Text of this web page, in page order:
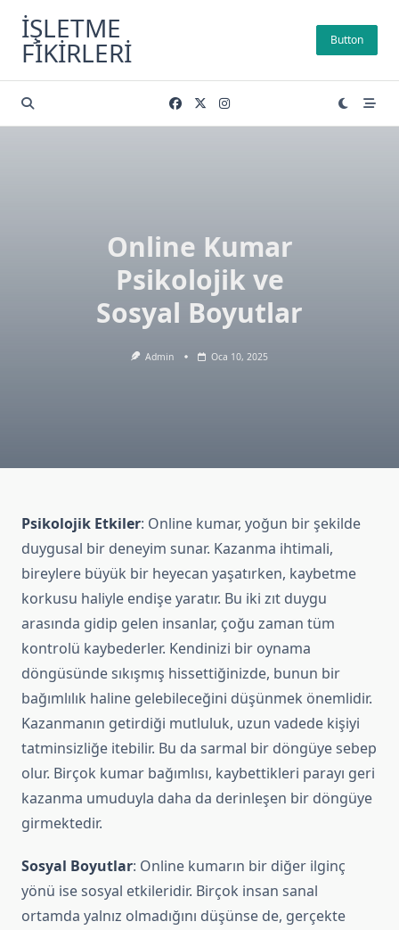
content
İŞLETME
FIKIRLERI Button
Online Kumar
Psikolojik ve
Sosyal Boyutlar
Admin Oca 10, 2025
Psikolojik Etkiler: Online kumar, yoğun bir şekilde
duygusal bir deneyim sunar. Kazanma ihtimali,
bireylere büyük bir heyecan yaşatırken, kaybetme
korkusu haliyle endişe yaratır. Bu iki zıt duygu
arasında gidip gelen insanlar, çoğu zaman tüm
kontrolü kaybederler. Kendinizi bir oynama
döngüsünde sıkışmış hissettiğinizde, bunun bir
bağımlılık haline gelebileceğini düşünmek önemlidir.
Kazanmanın getirdiği mutluluk, uzun vadede kişiyi
tatminsizliğe itebilir. Bu da sarmal bir döngüye sebep
olur. Birçok kumar bağımlısı, kaybettikleri parayı geri
kazanma umuduyla daha da derinleşen bir döngüye
girmektedir.
Sosyal Boyutlar: Online kumarın bir diğer ilginç
yönü ise sosyal etkileridir. Birçok insan sanal
ortamda yalnız olmadığını düşünse de, gerçekte